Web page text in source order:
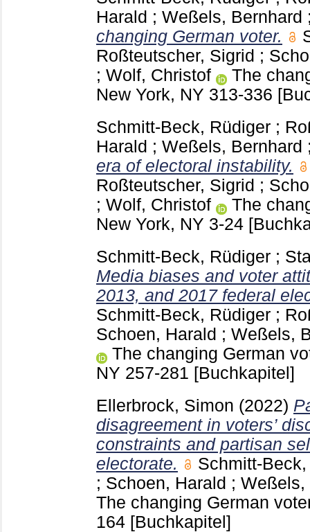
Harald ; Weßels, Bernhard
changing German voter.
Roßteutscher, Sigrid ;
; Wolf, Christof
The
New York, NY 313-336
Schmitt-Beck, Rüdiger ;
Harald ; Weßels, Bernhard
era of electoral instability.
Roßteutscher, Sigrid ;
; Wolf, Christof
The
New York, NY 3-24
Schmitt-Beck, Rüdiger ;
Media biases and voter
2013, and 2017 federal
Schmitt-Beck, Rüdiger ;
Schoen, Harald ; Weßels,
The changing German
NY 257-281 [Buchkapitel]
Ellerbrock, Simon (2022)
disagreement in voters’
constraints and partisan
electorate.
Schmitt-
; Schoen, Harald ; Weßels,
The changing German
164 [Buchkapitel]